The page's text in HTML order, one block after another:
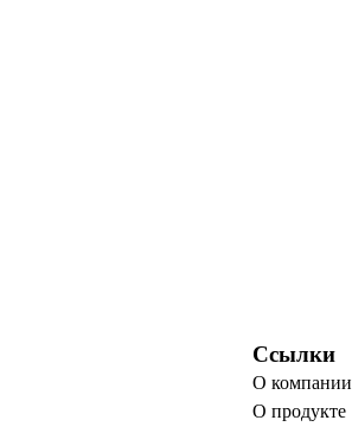
Ссылки
О компании
О продукте